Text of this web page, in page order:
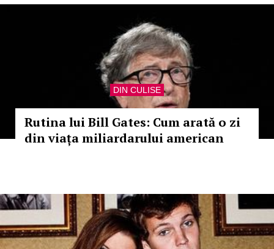
DIN CULISE
Rutina lui Bill Gates: Cum arată o zi
din viața miliardarului american